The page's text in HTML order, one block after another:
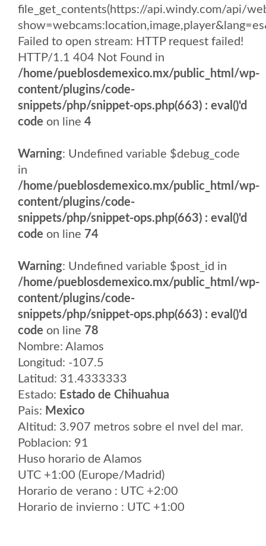
file_get_contents(https://api.windy.com/api/
Failed to open stream: HTTP request failed!
HTTP/1.1 404 Not Found in
/home/pueblosdemexico.mx/public_html/wp-
content/plugins/code-
snippets/php/snippet-ops.php(663) : eval()'d
code on line 4
Warning: Undefined variable $debug_code
in
/home/pueblosdemexico.mx/public_html/wp-
content/plugins/code-
snippets/php/snippet-ops.php(663) : eval()'d
code on line 74
Warning: Undefined variable $post_id in
/home/pueblosdemexico.mx/public_html/wp-
content/plugins/code-
snippets/php/snippet-ops.php(663) : eval()'d
code on line 78
Nombre: Alamos
Longitud: -107.5
Latitud: 31.4333333
Estado: Estado de Chihuahua
Pais: Mexico
Altitud: 3.907 metros sobre el nvel del mar.
Poblacion: 91
Huso horario de Alamos
UTC +1:00 (Europe/Madrid)
Horario de verano : UTC +2:00
Horario de invierno : UTC +1:00